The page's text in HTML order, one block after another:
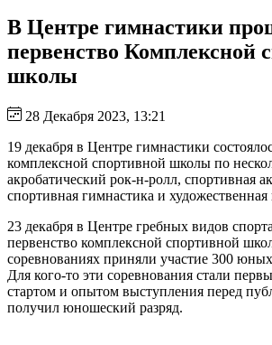
В Центре гимнастики
первенство Комплексной
школы
28 Декабря 2023, 13:21
19 декабря в Центре гимнастики
комплексной спортивной школы по
акробатический рок-н-ролл, спортивная
спортивная гимнастика и художественная
23 декабря в Центре гребных видов
первенство комплексной спортивной
соревнованиях приняли участие 300
Для кого-то эти соревнования стали
стартом и опытом выступления перед
получил юношеский разряд.